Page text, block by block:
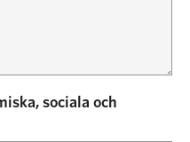
sociala och